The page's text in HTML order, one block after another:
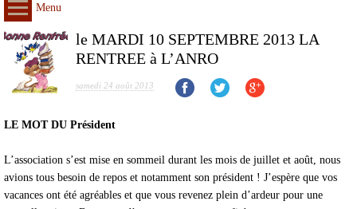
Menu
le MARDI 10 SEPTEMBRE 2013 LA
RENTREE à L’ANRO
samedi 24 août 2013
LE MOT DU Président
L’association s’est mise en sommeil durant les mois de juillet et août, nous
avions tous besoin de repos et notamment son président ! J’espère que vos
vacances ont été agréables et que vous revenez plein d’ardeur pour une